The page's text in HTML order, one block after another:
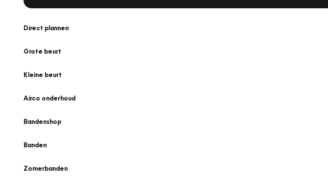
Direct plannen
Grote beurt
Kleine beurt
Airco onderhoud
Bandenshop
Banden
Zomerbanden